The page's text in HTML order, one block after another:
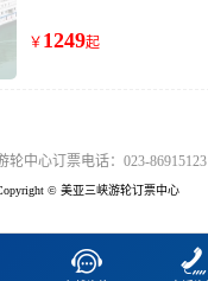
￥ 1249起
轮中心订票电话：023-86915123
© 美亚三峡游轮订票中心
 